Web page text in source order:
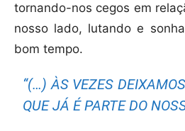
tornando-nos cegos em
nosso lado, lutando e
bom tempo.
“(…) ÀS VEZES
QUE JÁ É PARTE DO